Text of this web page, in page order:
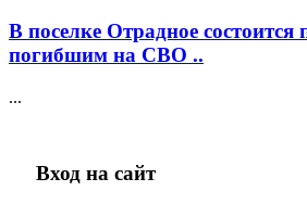
В поселке Отрадное состоится
погибшим на СВО ..
...
Вход на сайт